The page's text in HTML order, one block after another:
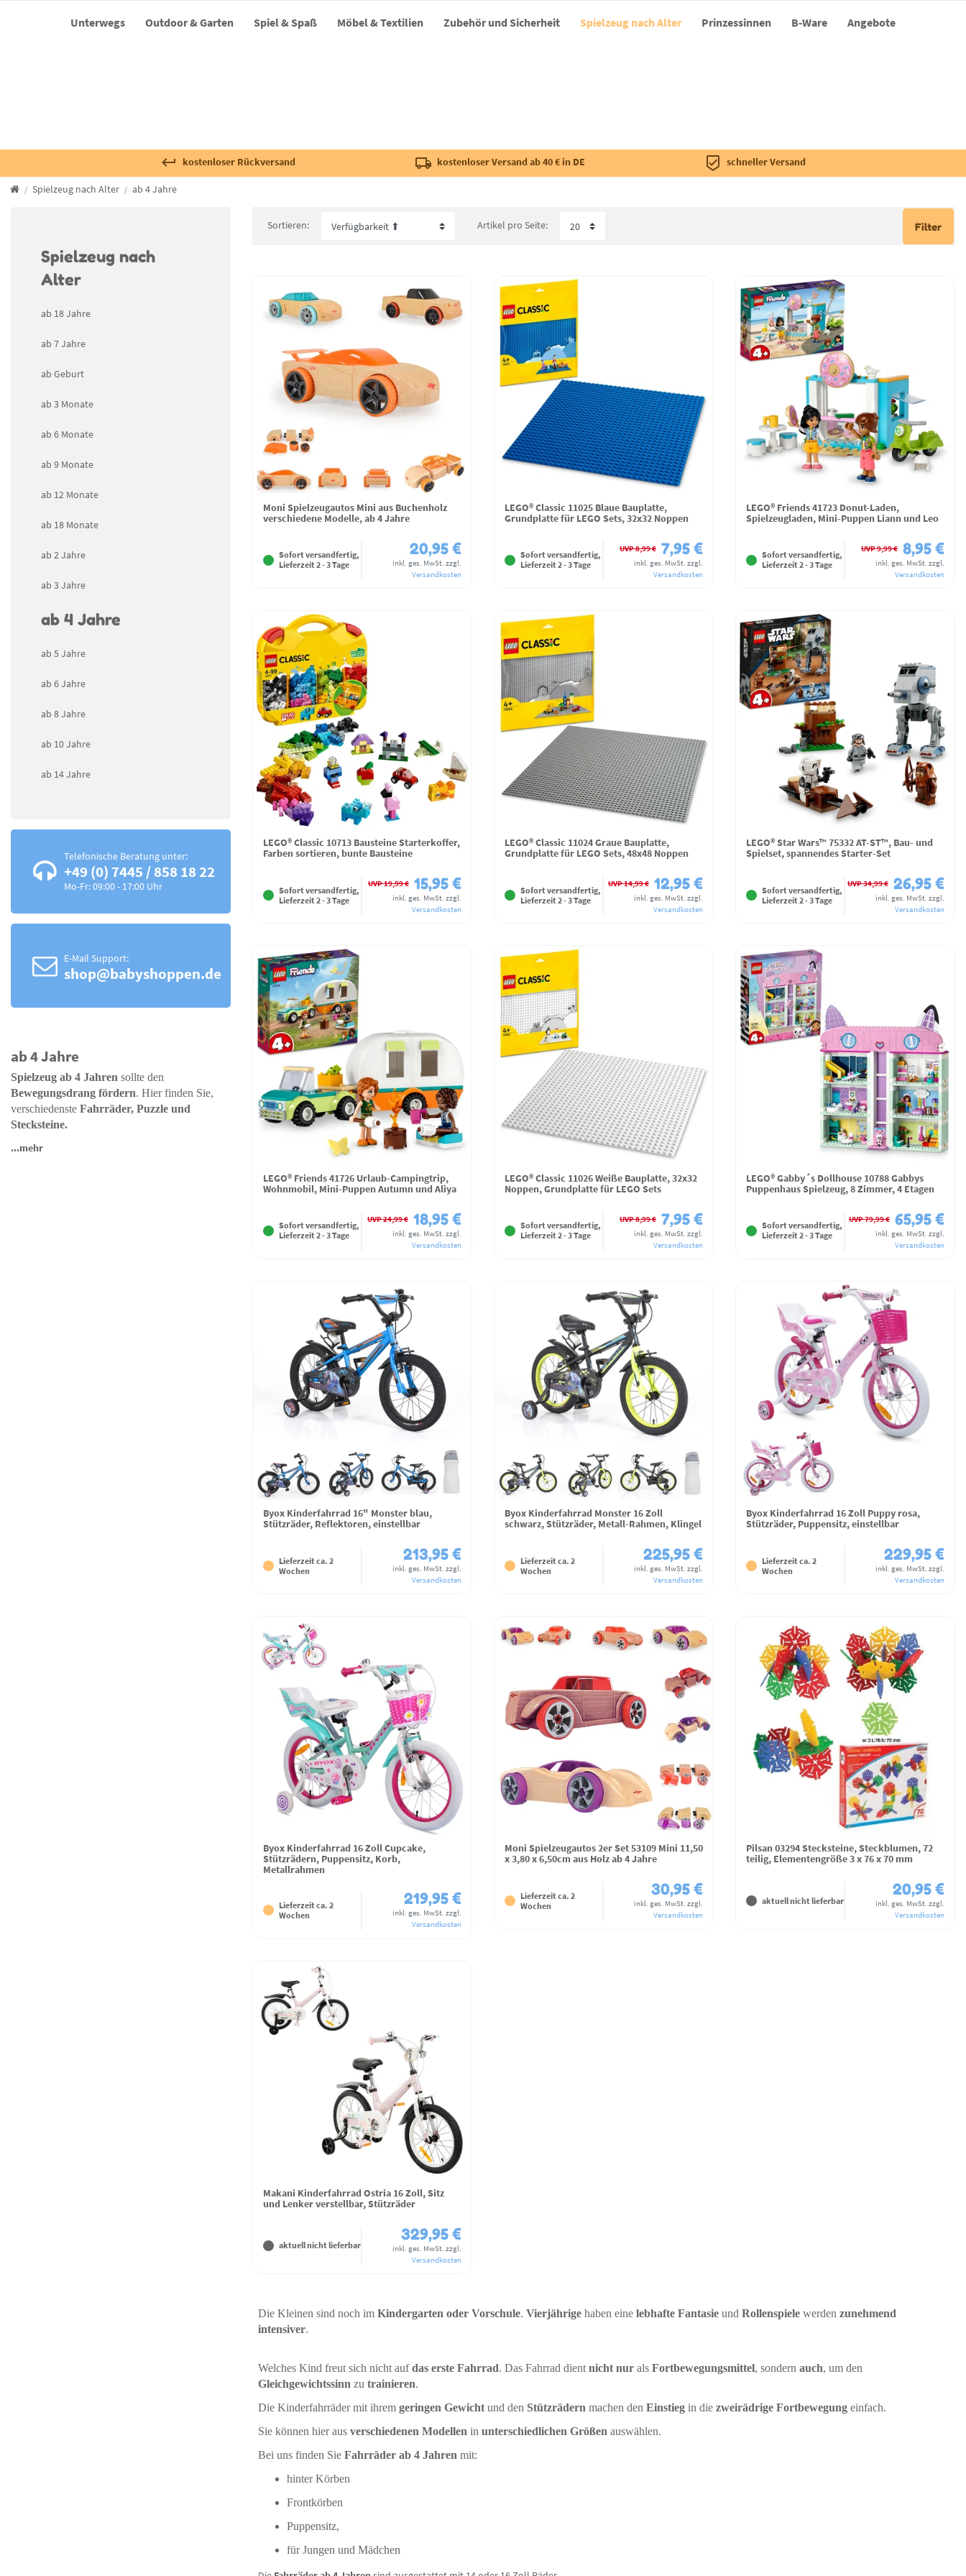
Unterwegs Outdoor & Garten Spiel & Spaß Möbel & Textilien Zubehör und Sicherheit Spielzeug nach Alter Prinzessinnen B-Ware Angebote
kostenloser Rückversand kostenloser Versand ab 40 € in DE schneller Versand
Spielzeug nach Alter ab 4 Jahre
Spielzeug nach
Alter
ab 18 Jahre
ab 7 Jahre
ab Geburt
ab 3 Monate
ab 6 Monate
ab 9 Monate
ab 12 Monate
ab 18 Monate
ab 2 Jahre
ab 3 Jahre
ab 4 Jahre
ab 5 Jahre
ab 6 Jahre
ab 8 Jahre
ab 10 Jahre
ab 14 Jahre
Telefonische Beratung unter:
+49 (0) 7445 / 858 18 22
Mo-Fr: 09:00 - 17:00 Uhr
E-Mail Support:
shop@babyshoppen.de
ab 4 Jahre
Spielzeug ab 4 Jahren sollte den
Bewegungsdrang fördern. Hier finden Sie,
verschiedenste Fahrräder, Puzzle und
Stecksteine.
...mehr
Sortieren: Artikel pro Seite: Filter
Moni Spielzeugautos Mini aus Buchenholz
verschiedene Modelle, ab 4 Jahre
Sofort versandfertig,
Lieferzeit 2 - 3 Tage
20,95 €
inkl. ges. MwSt. zzgl.
Versandkosten
LEGO® Classic 11025 Blaue Bauplatte,
Grundplatte für LEGO Sets, 32x32 Noppen
Sofort versandfertig,
Lieferzeit 2 - 3 Tage
UVP 8,99 € 7,95 €
inkl. ges. MwSt. zzgl.
Versandkosten
LEGO® Friends 41723 Donut-Laden,
Spielzeugladen, Mini-Puppen Liann und Leo
Sofort versandfertig,
Lieferzeit 2 - 3 Tage
UVP 9,99 € 8,95 €
inkl. ges. MwSt. zzgl.
Versandkosten
LEGO® Classic 10713 Bausteine Starterkoffer,
Farben sortieren, bunte Bausteine
Sofort versandfertig,
Lieferzeit 2 - 3 Tage
UVP 19,99 € 15,95 €
inkl. ges. MwSt. zzgl.
Versandkosten
LEGO® Classic 11024 Graue Bauplatte,
Grundplatte für LEGO Sets, 48x48 Noppen
Sofort versandfertig,
Lieferzeit 2 - 3 Tage
UVP 14,99 € 12,95 €
inkl. ges. MwSt. zzgl.
Versandkosten
LEGO® Star Wars™ 75332 AT-ST™, Bau- und
Spielset, spannendes Starter-Set
Sofort versandfertig,
Lieferzeit 2 - 3 Tage
UVP 34,99 € 26,95 €
inkl. ges. MwSt. zzgl.
Versandkosten
LEGO® Friends 41726 Urlaub-Campingtrip,
Wohnmobil, Mini-Puppen Autumn und Aliya
Sofort versandfertig,
Lieferzeit 2 - 3 Tage
UVP 24,99 € 18,95 €
inkl. ges. MwSt. zzgl.
Versandkosten
LEGO® Classic 11026 Weiße Bauplatte, 32x32
Noppen, Grundplatte für LEGO Sets
Sofort versandfertig,
Lieferzeit 2 - 3 Tage
UVP 8,99 € 7,95 €
inkl. ges. MwSt. zzgl.
Versandkosten
LEGO® Gabby´s Dollhouse 10788 Gabbys
Puppenhaus Spielzeug, 8 Zimmer, 4 Etagen
Sofort versandfertig,
Lieferzeit 2 - 3 Tage
UVP 79,99 € 65,95 €
inkl. ges. MwSt. zzgl.
Versandkosten
Byox Kinderfahrrad 16" Monster blau,
Stützräder, Reflektoren, einstellbar
Lieferzeit ca. 2
Wochen
213,95 €
inkl. ges. MwSt. zzgl.
Versandkosten
Byox Kinderfahrrad Monster 16 Zoll
schwarz, Stützräder, Metall-Rahmen, Klingel
Lieferzeit ca. 2
Wochen
225,95 €
inkl. ges. MwSt. zzgl.
Versandkosten
Byox Kinderfahrrad 16 Zoll Puppy rosa,
Stützräder, Puppensitz, einstellbar
Lieferzeit ca. 2
Wochen
229,95 €
inkl. ges. MwSt. zzgl.
Versandkosten
Byox Kinderfahrrad 16 Zoll Cupcake,
Stützrädern, Puppensitz, Korb,
Metallrahmen
Lieferzeit ca. 2
Wochen
219,95 €
inkl. ges. MwSt. zzgl.
Versandkosten
Moni Spielzeugautos 2er Set 53109 Mini 11,50
x 3,80 x 6,50cm aus Holz ab 4 Jahre
Lieferzeit ca. 2
Wochen
30,95 €
inkl. ges. MwSt. zzgl.
Versandkosten
Pilsan 03294 Stecksteine, Steckblumen, 72
teilig, Elementengröße 3 x 76 x 70 mm
aktuell nicht lieferbar
20,95 €
inkl. ges. MwSt. zzgl.
Versandkosten
Makani Kinderfahrrad Ostria 16 Zoll, Sitz
und Lenker verstellbar, Stützräder
aktuell nicht lieferbar
329,95 €
inkl. ges. MwSt. zzgl.
Versandkosten
Die Kleinen sind noch im Kindergarten oder Vorschule. Vierjährigehaben eine lebhafte Fantasieund Rollenspielewerden zunehmend
intensiver.
Welches Kind freut sich nicht aufdas erste Fahrrad. Das Fahrrad dient nicht nurals Fortbewegungsmittel, sondern auch, um den
Gleichgewichtssinn zu trainieren.
Die Kinderfahrräder mit ihrem geringen Gewichtund den Stützrädern machen den Einstiegin die zweirädrige Fortbewegungeinfach.
Sie können hier aus verschiedenen Modellen in unterschiedlichen Größen auswählen.
Bei uns finden Sie Fahrräder ab 4 Jahren mit:
hinter Körben
Frontkörben
Puppensitz,
für Jungen und Mädchen